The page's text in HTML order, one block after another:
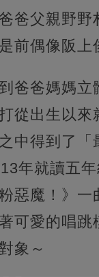
爸父親野野
前偶像阪上
爸爸媽媽立
從出生以來
中得到了「
年就讀五
惡魔！》一
可愛的唱跳
象～